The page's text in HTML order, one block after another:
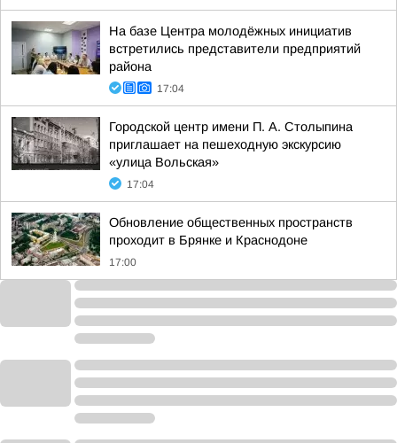
На базе Центра молодёжных инициатив
встретились представители предприятий
района
17:04
Городской центр имени П. А. Столыпина
приглашает на пешеходную экскурсию
«улица Вольская»
17:04
Обновление общественных пространств
проходит в Брянке и Краснодоне
17:00